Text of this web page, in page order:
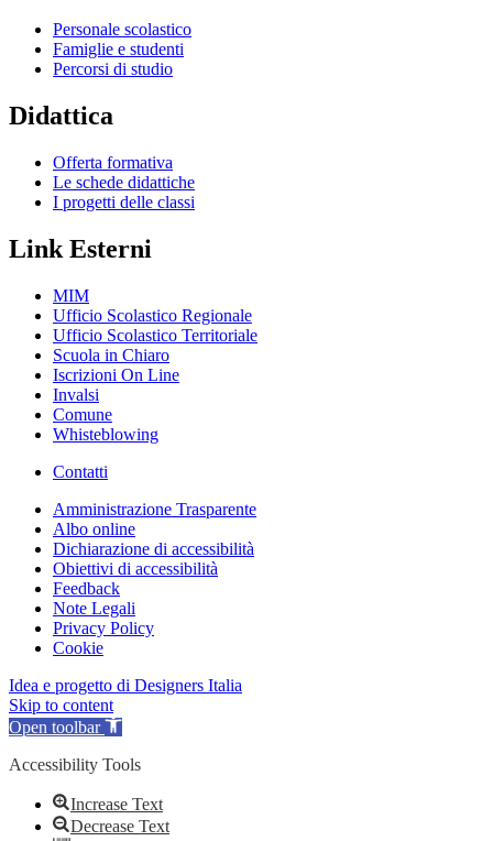
Personale scolastico
Famiglie e studenti
Percorsi di studio
Didattica
Offerta formativa
Le schede didattiche
I progetti delle classi
Link Esterni
MIM
Ufficio Scolastico Regionale
Ufficio Scolastico Territoriale
Scuola in Chiaro
Iscrizioni On Line
Invalsi
Comune
Whisteblowing
Contatti
Amministrazione Trasparente
Albo online
Dichiarazione di accessibilità
Obiettivi di accessibilità
Feedback
Note Legali
Privacy Policy
Cookie
Idea e progetto di Designers Italia
Skip to content
Open toolbar
Accessibility Tools
Increase Text
Decrease Text